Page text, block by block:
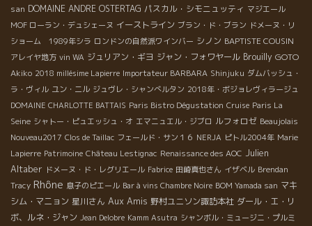
san DOMAINE ANDRE OSTERTAG パスカル・シモニュッティ マジエール
MOF ローラン・デュシェーヌ イーストライン ブラン・ド・ブラン ドメーヌ・リ
ショーム 1989年シラ ロンドンの自然派ワインバー シノン BAPTISTE COUSIN
アレイヤ地方 vin WA ジュリアン・ギヨ ジャン・フォワヤール Brouilly GOTO
Akiko 2018 millésime Lapierre Importateur BARBARA Shinjuku ダムバッシュ・
ラ・ヴィル ユン・ニル ジュヴレ・シャンべルタン 2018年・ボジョレヴィラージュ
DOMAINE CHARLOTTE BATTAIS Paris Bistro Dégustation Cruise Paris La
Seine シャトー・ピュエッシュ・オ エマニュエル・ジブロ ルフォロゼ Beaujolais
Nouveau2017 Clos de Taillac フェールド・サン１６ NERJA ピトル2004年 Marie
Lapierre Patrimoine Château Lestignac Renaissance des AOC Julien
Altaber ドメーヌ・ド・レグリエール Fabrice 田崎真也さん イザベル Brendan
Tracy Rhône 息子のピエール Bar à vins Chambre Noire BOM Yamada san マキ
シム・マニョン 星川さん Aux Amis 野村ユニソン諏訪本社 ダール・エ・リ
ボ、ルネ・ジャン Jean Delobre Kamm Asutra シャンボル・ミュージニ・プルミ